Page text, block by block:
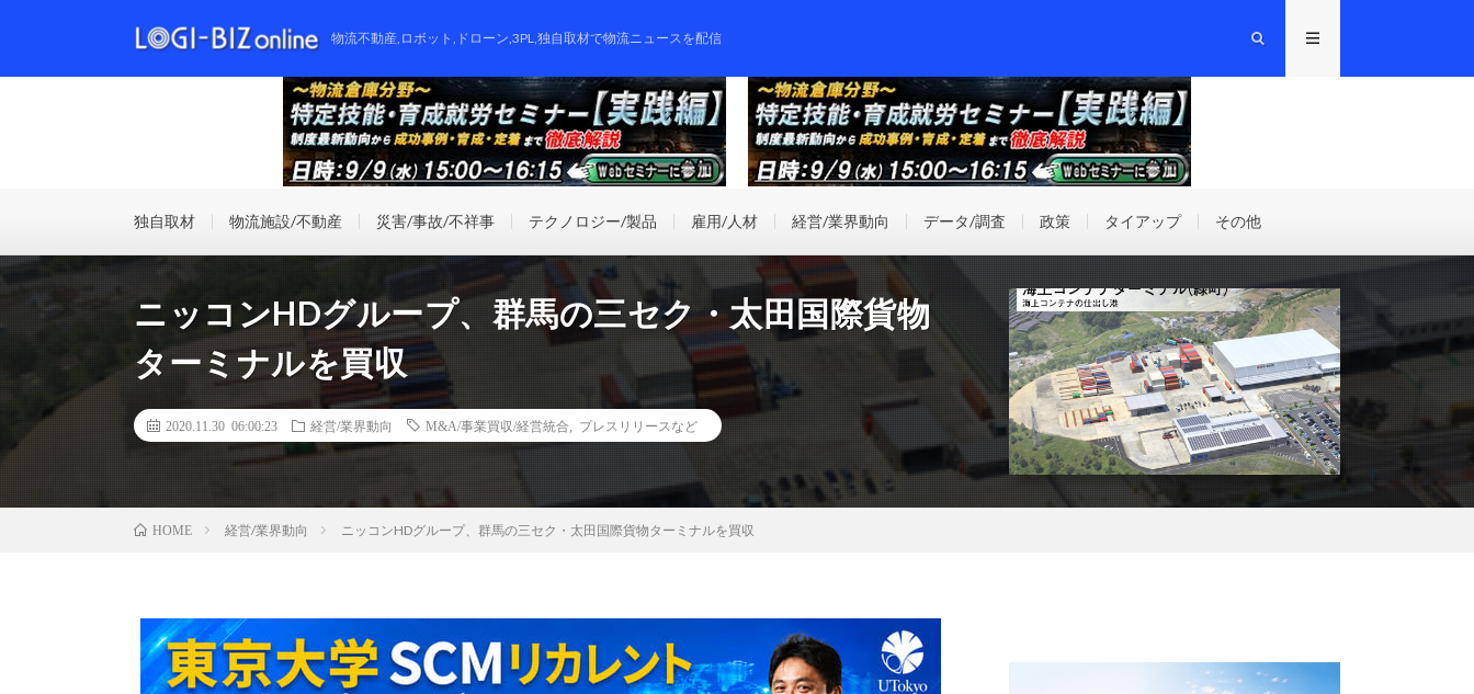
物流不動産,ロボット,ドローン,3PL,独自取材で物流ニュースを配信
独自取材 物流施設/不動産 災害/事故/不祥事 テクノロジー/製品 雇用/人材 経営/業界動向 データ/調査 政策 タイアップ その他
ニッコンHDグループ、群馬の三セク・太田国際貨物
ターミナルを買収
2020.11.30 06:00:23 経営/業界動向 M&A/事業買収/経営統合 プレスリリースなど
HOME 経営/業界動向 ニッコンHDグループ、群馬の三セク・太田国際貨物ターミナルを買収